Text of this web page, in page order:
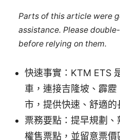
Parts of this article were
assistance. Please
before relying on them.
快速事實：KTM ETS
車，連接吉隆坡、霹
市，提供快速、舒適的
票務要點：提早規劃
權售票點，並留意票